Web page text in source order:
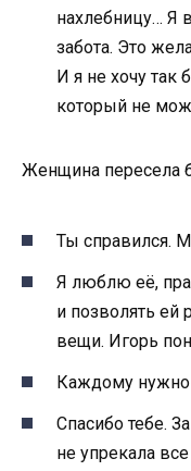
нахлебницу… Я
забота. Это
И я не хочу так
который не
Женщина пересела
Ты справился.
Я люблю её,
и позволять
вещи. Игорь
Каждому
Спасибо тебе.
не упрекала